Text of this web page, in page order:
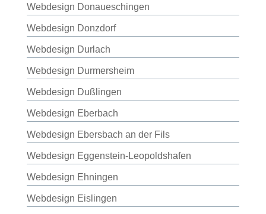
Webdesign Donaueschingen
Webdesign Donzdorf
Webdesign Durlach
Webdesign Durmersheim
Webdesign Dußlingen
Webdesign Eberbach
Webdesign Ebersbach an der Fils
Webdesign Eggenstein-Leopoldshafen
Webdesign Ehningen
Webdesign Eislingen